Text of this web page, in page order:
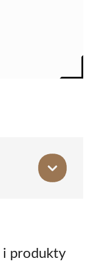
i produkty